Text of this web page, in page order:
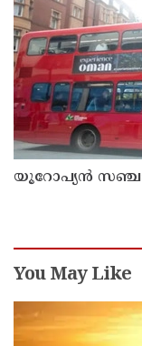
യൂറോപ്യന്‍
You May Like